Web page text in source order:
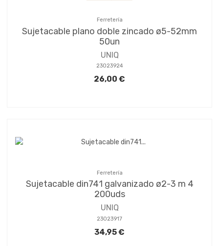
Ferretería
Sujetacable plano doble zincado ø5-52mm
50un
UNIQ
23023924
26,00 €
Ferretería
Sujetacable din741 galvanizado ø2-3 m 4
200uds
UNIQ
23023917
34,95 €